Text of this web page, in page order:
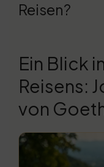
Reisen?
Ein Blick
Reisens:
von